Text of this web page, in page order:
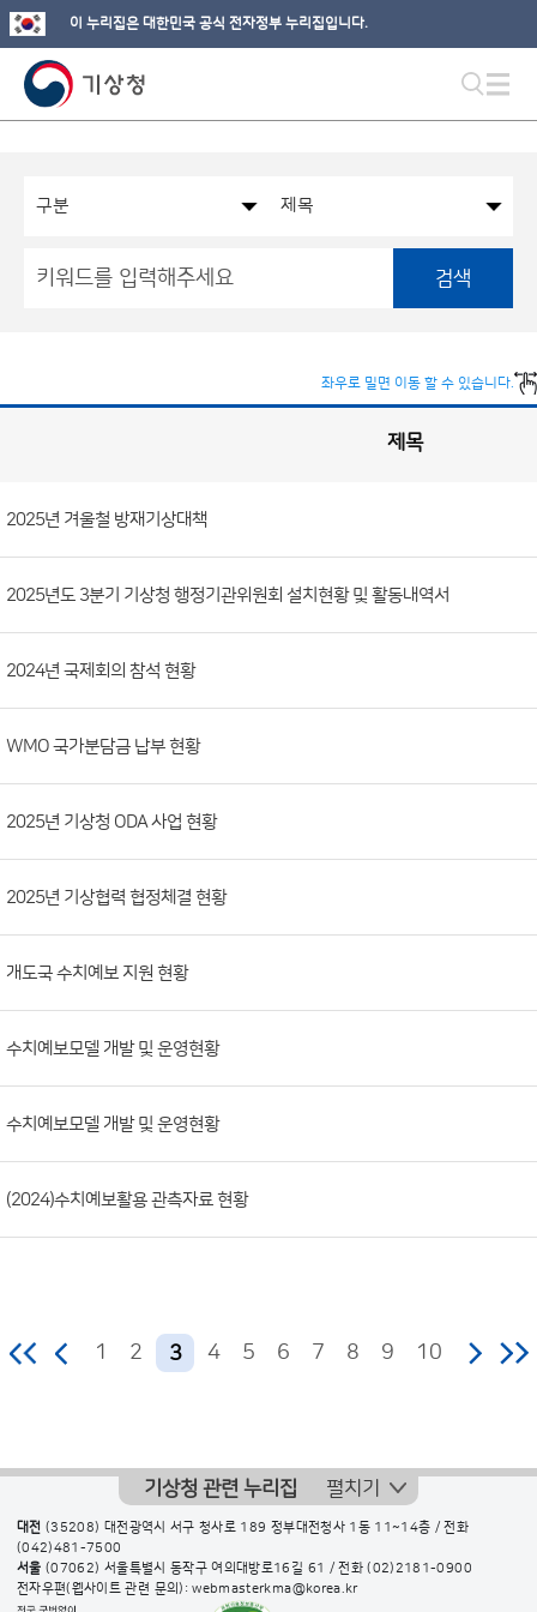
이 누리집은 대한민국 공식 전자정부 누리집입니다.
검색
좌우로 밀면 이동 할 수 있습니다.
공
개
정
보
목
록
류,
첨
부
일,
조
회
제목
2025년 겨울철 방재기상대책
2025년도 3분기 기상청 행정기관위원회 설치현황 및 활동내역서
2024년 국제회의 참석 현황
WMO 국가분담금 납부 현황
2025년 기상청 ODA 사업 현황
2025년 기상협력 협정체결 현황
개도국 수치예보 지원 현황
수치예보모델 개발 및 운영현황
수치예보모델 개발 및 운영현황
(2024)수치예보활용 관측자료 현황
1 2 3 4 5 6 7 8 9 10
기상청 관련 누리집 펼치기
대전 (35208) 대전광역시 서구 청사로 189 정부대전청사 1동 11~14층 / 전화
(042)481-7500
서울 (07062) 서울특별시 동작구 여의대방로16길 61 / 전화(02)2181-0900
전자우편(웹사이트 관련 문의): webmasterkma@korea.kr